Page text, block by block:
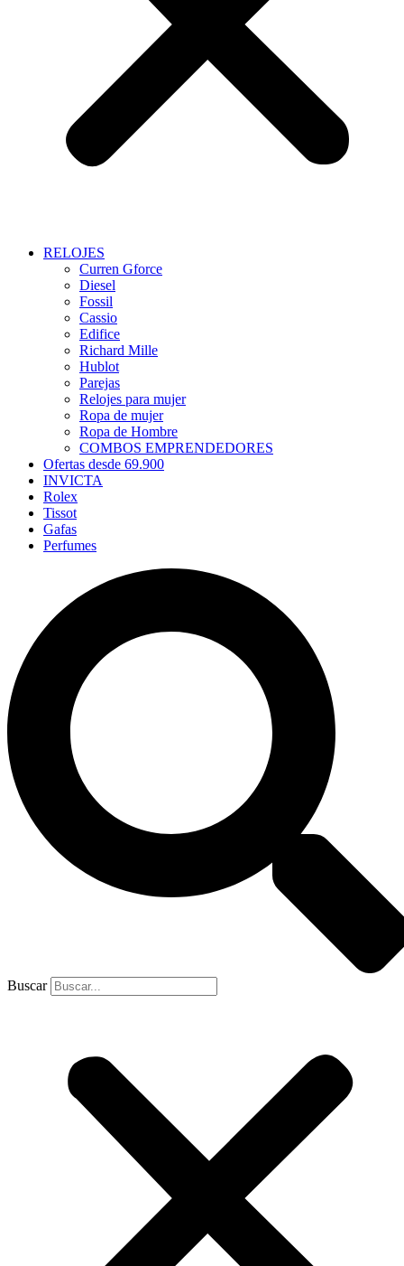
RELOJES
Curren Gforce
Diesel
Fossil
Cassio
Edifice
Richard Mille
Hublot
Parejas
Relojes para mujer
Ropa de mujer
Ropa de Hombre
COMBOS EMPRENDEDORES
Ofertas desde 69.900
INVICTA
Rolex
Tissot
Gafas
Perfumes
Buscar